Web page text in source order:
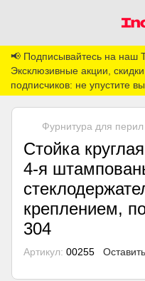
📢 Подписывайтесь на наш
Эксклюзивные акции,
подписчиков: не упустите
Фурнитура для
Стойка
4-я
креплением,
304
Артикул: 00255